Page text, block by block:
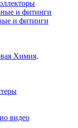
и фитинги
и фитинги
Химия,
видео